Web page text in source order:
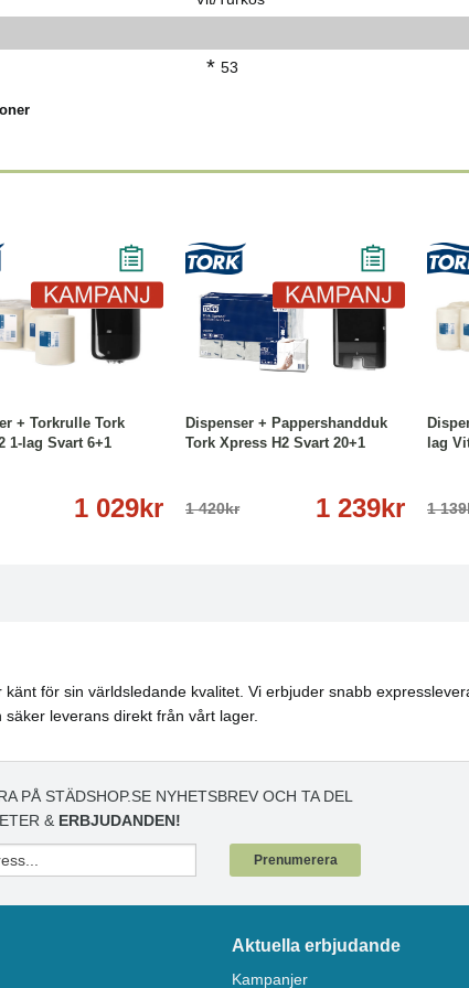
* 53
+ Torkrulle Tork
1-lag Svart 6+1
1 029kr
Dispenser + Pappershandduk
Tork Xpress H2 Svart 20+1
1 420kr 1 239kr
Köp Läs mer
lag
1
för sin världsledande kvalitet. Vi erbjuder snabb
leverans direkt från vårt lager.
PÅ STÄDSHOP.SE NYHETSBREV OCH TA DEL
& ERBJUDANDEN!
Prenumerera
Aktuella erbjudande
Kampanjer